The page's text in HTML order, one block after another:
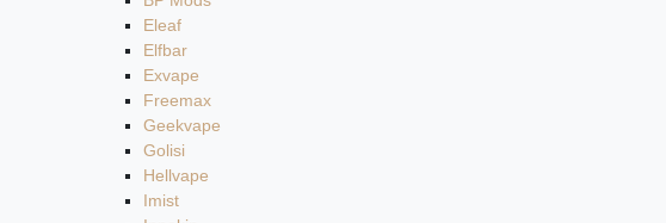
Eleaf
Elfbar
Exvape
Freemax
Geekvape
Golisi
Hellvape
Imist